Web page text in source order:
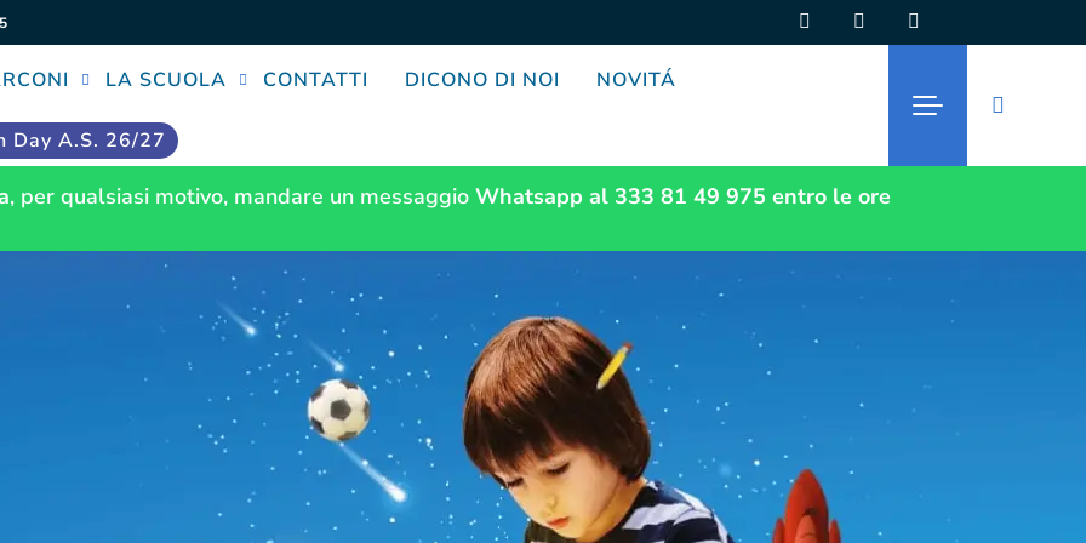
LA SCUOLA CONTATTI DICONO DI NOI NOVITÁ
Day A.S. 26/27
, per qualsiasi motivo, mandare un messaggioWhatsapp al 333 81 49 975 entro le ore